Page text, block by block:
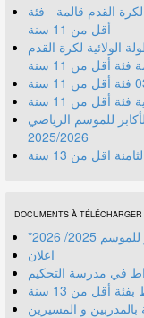
الولائية لكرة القدم قالمة - فئة
أقل من 11 سنة
البطولة الولائية لكرة القدم
فئة أقل من 11 سنة
أقل من 11 سنة
الأكابر للموسم الرياضي
2025/2026
اقل من 13 سنة
DOCUMENTS À TÉLÉCHARGER
2026
اعلان
في مدرسة التحكيم
أقل من 13 سنة
بالمدربين و المسيرين